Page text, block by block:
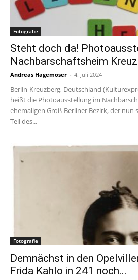
Fotografie
Steht doch da!
Nachbarschaftsheim
Andreas Hagemoser - 4. Juli 2024
Berlin-Kreuzberg, Deutschland
heißt die Photoausstellung im
ehemaligen Groß-Berliner Bezirk, der nun
Teil des...
Fotografie
Demnächst in den
Frida Kahlo in 241 noch...